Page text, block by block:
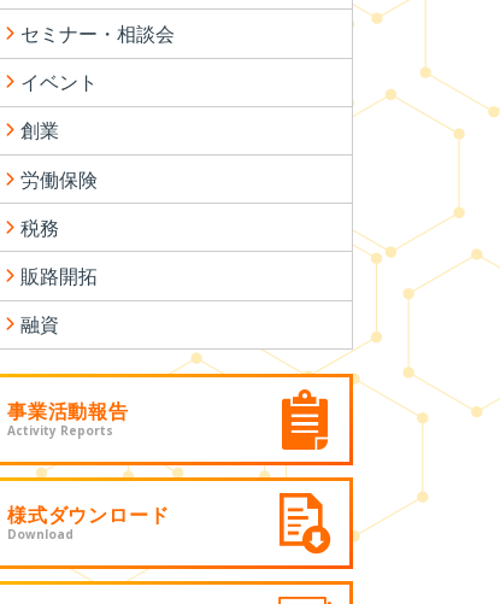
セミナー・相談会
イベント
創業
労働保険
税務
販路開拓
融資
事業活動報告
Activity Reports
様式ダウンロード
Download